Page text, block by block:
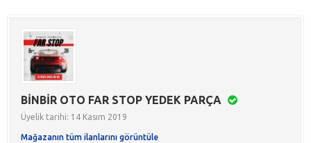
BİNBİR OTO FAR STOP YEDEK PARÇA
Üyelik tarihi: 14 Kasım 2019
Mağazanın tüm ilanlarını görüntüle